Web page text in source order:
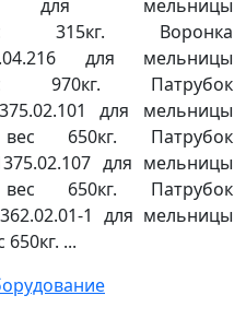
для мельницы
315кг. Воронка
для мельницы
970кг. Патрубок
для мельницы
650кг. Патрубок
для мельницы
650кг. Патрубок
1 для мельницы
...